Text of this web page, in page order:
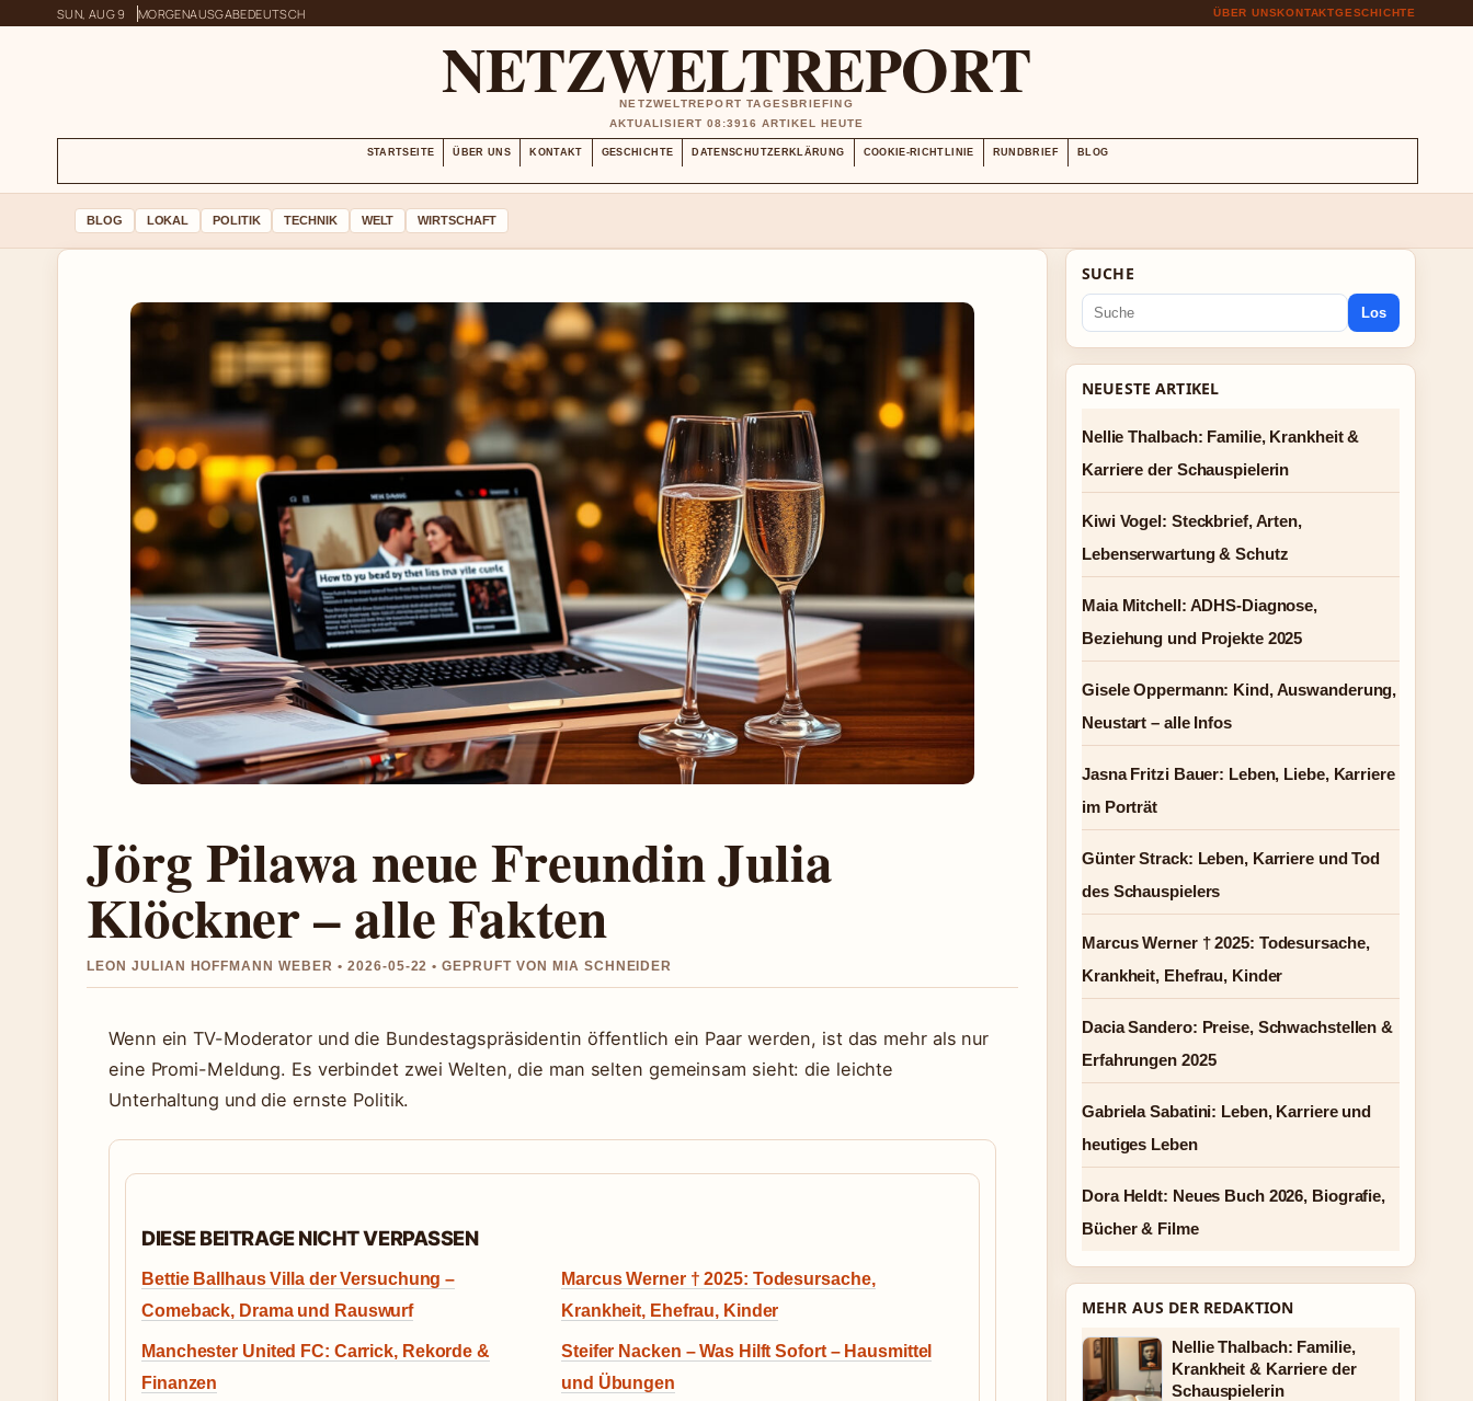
SUN, AUG 9 MORGENAUSGABEDEUTSCH ÜBER UNSKONTAKTGESCHICHTE
NETZWELTREPORT
NETZWELTREPORT TAGESBRIEFING
AKTUALISIERT 08:3916 ARTIKEL HEUTE
STARTSEITE ÜBER UNS KONTAKT GESCHICHTE DATENSCHUTZERKLÄRUNG COOKIE-RICHTLINIE RUNDBRIEF BLOG
BLOG LOKAL POLITIK TECHNIK WELT WIRTSCHAFT
Jörg Pilawa neue Freundin Julia
Klöckner – alle Fakten
LEON JULIAN HOFFMANN WEBER • 2026-05-22 • GEPRUFT VON MIA SCHNEIDER
Wenn ein TV-Moderator und die Bundestagspräsidentin öffentlich ein Paar werden, ist das mehr als nur
eine Promi-Meldung. Es verbindet zwei Welten, die man selten gemeinsam sieht: die leichte
Unterhaltung und die ernste Politik.
DIESE BEITRAGE NICHT VERPASSEN
Bettie Ballhaus Villa der Versuchung –
Comeback, Drama und Rauswurf
Marcus Werner † 2025: Todesursache,
Krankheit, Ehefrau, Kinder
Manchester United FC: Carrick, Rekorde &
Finanzen
Steifer Nacken – Was Hilft Sofort – Hausmittel
und Übungen
SUCHE
Los
NEUESTE ARTIKEL
Nellie Thalbach: Familie, Krankheit &
Karriere der Schauspielerin
Kiwi Vogel: Steckbrief, Arten,
Lebenserwartung & Schutz
Maia Mitchell: ADHS-Diagnose,
Beziehung und Projekte 2025
Gisele Oppermann: Kind, Auswanderung,
Neustart – alle Infos
Jasna Fritzi Bauer: Leben, Liebe, Karriere
im Porträt
Günter Strack: Leben, Karriere und Tod
des Schauspielers
Marcus Werner † 2025: Todesursache,
Krankheit, Ehefrau, Kinder
Dacia Sandero: Preise, Schwachstellen &
Erfahrungen 2025
Gabriela Sabatini: Leben, Karriere und
heutiges Leben
Dora Heldt: Neues Buch 2026, Biografie,
Bücher & Filme
MEHR AUS DER REDAKTION
Nellie Thalbach: Familie,
Krankheit & Karriere der
Schauspielerin